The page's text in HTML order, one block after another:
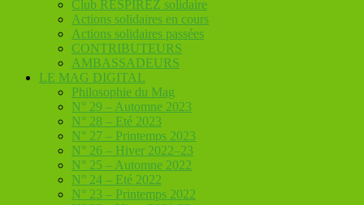
Club RESPIREZ solidaire
Actions solidaires en cours
Actions solidaires passées
CONTRIBUTEURS
AMBASSADEURS
LE MAG DIGITAL
Philosophie du Mag
N° 29 – Automne 2023
N° 28 – Eté 2023
N° 27 – Printemps 2023
N° 26 – Hiver 2022–23
N° 25 – Automne 2022
N° 24 – Eté 2022
N° 23 – Printemps 2022